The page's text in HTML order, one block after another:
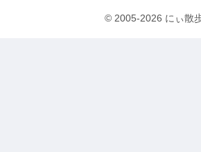
© 2005-2026 にぃ散